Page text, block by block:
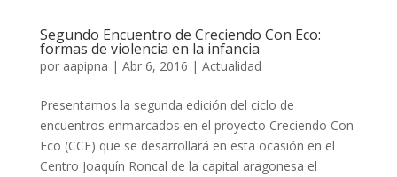
Segundo Encuentro de Creciendo Con Eco:
formas de violencia en la infancia
por aapipna | Abr 6, 2016 | Actualidad
Presentamos la segunda edición del ciclo de
encuentros enmarcados en el proyecto Creciendo Con
Eco (CCE) que se desarrollará en esta ocasión en el
Centro Joaquín Roncal de la capital aragonesa el